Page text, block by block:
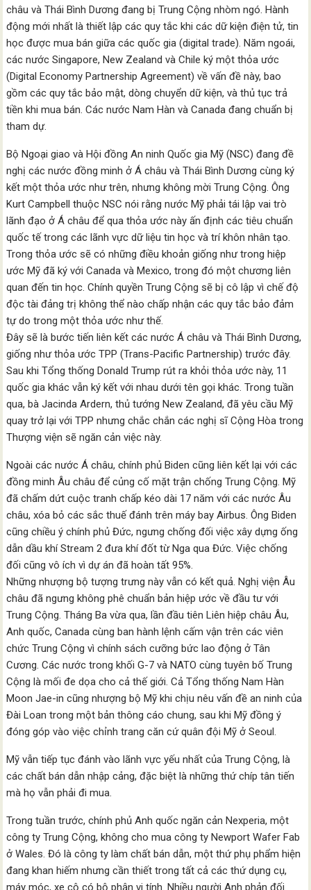
châu và Thái Bình Dương đang bị Trung Cộng nhòm ngó. Hành
động mới nhất là thiết lập các quy tắc khi các dữ kiện điện tử, tin
học được mua bán giữa các quốc gia (digital trade). Năm ngoái,
các nước Singapore, New Zealand và Chile ký một thỏa ước
(Digital Economy Partnership Agreement) về vấn đề này, bao
gồm các quy tắc bảo mật, dòng chuyển dữ kiện, và thủ tục trả
tiền khi mua bán. Các nước Nam Hàn và Canada đang chuẩn bị
tham dự.
Bộ Ngoại giao và Hội đồng An ninh Quốc gia Mỹ (NSC) đang đề
nghị các nước đồng minh ở Á châu và Thái Bình Dương cùng ký
kết một thỏa ước như trên, nhưng không mời Trung Cộng. Ông
Kurt Campbell thuộc NSC nói rằng nước Mỹ phải tái lập vai trò
lãnh đạo ở Á châu để qua thỏa ước này ấn định các tiêu chuẩn
quốc tế trong các lãnh vực dữ liệu tin học và trí khôn nhân tạo.
Trong thỏa ước sẽ có những điều khoản giống như trong hiệp
ước Mỹ đã ký với Canada và Mexico, trong đó một chương liên
quan đến tin học. Chính quyền Trung Cộng sẽ bị cô lập vì chế độ
độc tài đảng trị không thể nào chấp nhận các quy tắc bảo đảm
tự do trong một thỏa ước như thế.
Đây sẽ là bước tiến liên kết các nước Á châu và Thái Bình Dương,
giống như thỏa ước TPP (Trans-Pacific Partnership) trước đây.
Sau khi Tổng thống Donald Trump rút ra khỏi thỏa ước này, 11
quốc gia khác vẫn ký kết với nhau dưới tên gọi khác. Trong tuần
qua, bà Jacinda Ardern, thủ tướng New Zealand, đã yêu cầu Mỹ
quay trở lại với TPP nhưng chắc chắn các nghị sĩ Cộng Hòa trong
Thượng viện sẽ ngăn cản việc này.
Ngoài các nước Á châu, chính phủ Biden cũng liên kết lại với các
đồng minh Âu châu để củng cố mặt trận chống Trung Cộng. Mỹ
đã chấm dứt cuộc tranh chấp kéo dài 17 năm với các nước Âu
châu, xóa bỏ các sắc thuế đánh trên máy bay Airbus. Ông Biden
cũng chiều ý chính phủ Đức, ngưng chống đối việc xây dựng ống
dẫn dầu khí Stream 2 đưa khí đốt từ Nga qua Đức. Việc chống
đối cũng vô ích vì dự án đã hoàn tất 95%.
Những nhượng bộ tượng trưng này vẫn có kết quả. Nghị viện Âu
châu đã ngưng không phê chuẩn bản hiệp ước về đầu tư với
Trung Cộng. Tháng Ba vừa qua, lần đầu tiên Liên hiệp châu Âu,
Anh quốc, Canada cùng ban hành lệnh cấm vận trên các viên
chức Trung Cộng vì chính sách cưỡng bức lao động ở Tân
Cương. Các nước trong khối G-7 và NATO cùng tuyên bố Trung
Cộng là mối đe dọa cho cả thế giới. Cả Tổng thống Nam Hàn
Moon Jae-in cũng nhượng bộ Mỹ khi chịu nêu vấn đề an ninh của
Đài Loan trong một bản thông cáo chung, sau khi Mỹ đồng ý
đóng góp vào việc chỉnh trang căn cứ quân đội Mỹ ở Seoul.
Mỹ vẫn tiếp tục đánh vào lãnh vực yếu nhất của Trung Cộng, là
các chất bán dẫn nhập cảng, đặc biệt là những thứ chíp tân tiến
mà họ vẫn phải đi mua.
Trong tuần trước, chính phủ Anh quốc ngăn cản Nexperia, một
công ty Trung Cộng, không cho mua công ty Newport Wafer Fab
ở Wales. Đó là công ty làm chất bán dẫn, một thứ phụ phẩm hiện
đang khan hiếm nhưng cần thiết trong tất cả các thứ dụng cụ,
máy móc, xe cộ có bộ phận vi tính. Nhiều người Anh phản đối